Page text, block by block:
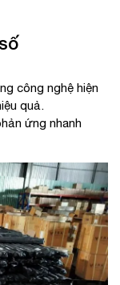
công nghệ hiện
quả.
ứng nhanh